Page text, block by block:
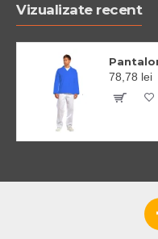
Vizualizate recent
78,78 lei